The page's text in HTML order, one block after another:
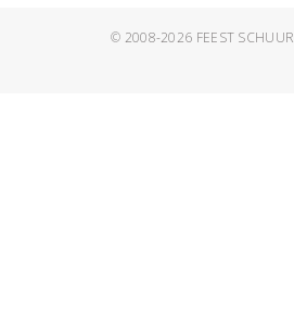
© 2008-2026 FEEST SCHUUR